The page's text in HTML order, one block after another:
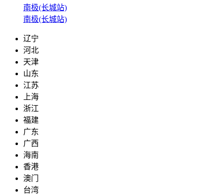
南极(长城站)
南极(长城站)
辽宁
河北
天津
山东
江苏
上海
浙江
福建
广东
广西
海南
香港
澳门
台湾